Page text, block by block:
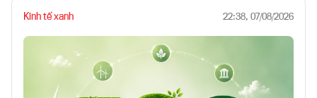
Kinh tế xanh 22:38, 07/08/2026